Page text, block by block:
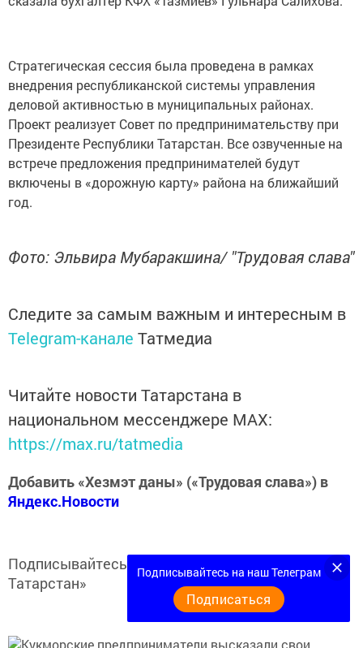
Стратегическая сессия была проведена в рамках
внедрения республиканской системы управления
деловой активностью в муниципальных районах.
Проект реализует Совет по предпринимательству при
Президенте Республики Татарстан. Все озвученные на
встрече предложения предпринимателей будут
включены в «дорожную карту» района на ближайший
год.
Фото: Эльвира Мубаракшина/ "Трудовая слава"
Следите за самым важным и интересным в
Telegram-канале Татмедиа
Читайте новости Татарстана в
национальном мессенджере MАХ:
https://max.ru/tatmedia
Добавить «Хезмэт даны» («Трудовая слава») в
Яндекс.Новости
Подписывайтесь на Telegram-канал
Татарстан»
Подписывайтесь на наш Телеграм
Подписаться